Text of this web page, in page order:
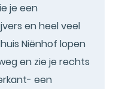
je een
en heel veel
Niënhof lopen
en zie je rechts
een